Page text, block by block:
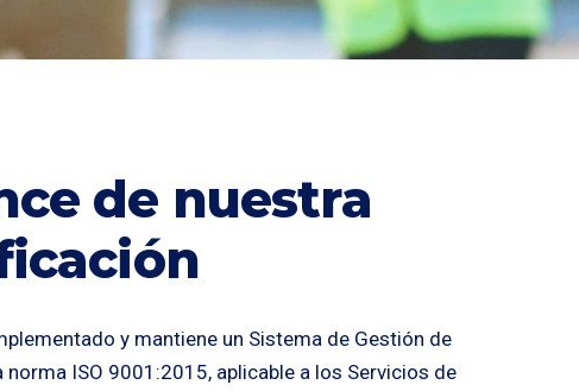
de nuestra
y mantiene un Sistema de Gestión de
norma ISO 9001:2015, aplicable a los Servicios de